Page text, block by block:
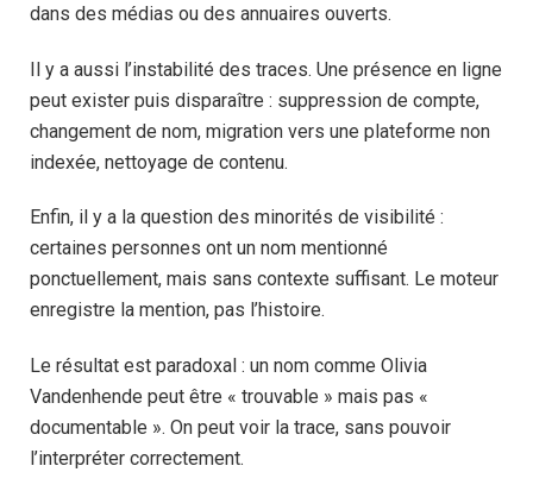
dans des médias ou des annuaires ouverts.
Il y a aussi l’instabilité des traces. Une présence en ligne
peut exister puis disparaître : suppression de compte,
changement de nom, migration vers une plateforme non
indexée, nettoyage de contenu.
Enfin, il y a la question des minorités de visibilité :
certaines personnes ont un nom mentionné
ponctuellement, mais sans contexte suffisant. Le moteur
enregistre la mention, pas l’histoire.
Le résultat est paradoxal : un nom comme Olivia
Vandenhende peut être « trouvable » mais pas «
documentable ». On peut voir la trace, sans pouvoir
l’interpréter correctement.